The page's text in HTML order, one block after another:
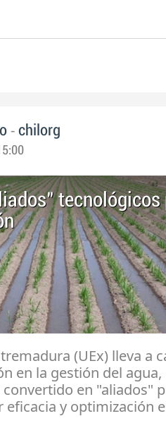
- chilorg
tecnológicos
(UEx) lleva a
en la gestión del agua,
en "aliados"
y optimización